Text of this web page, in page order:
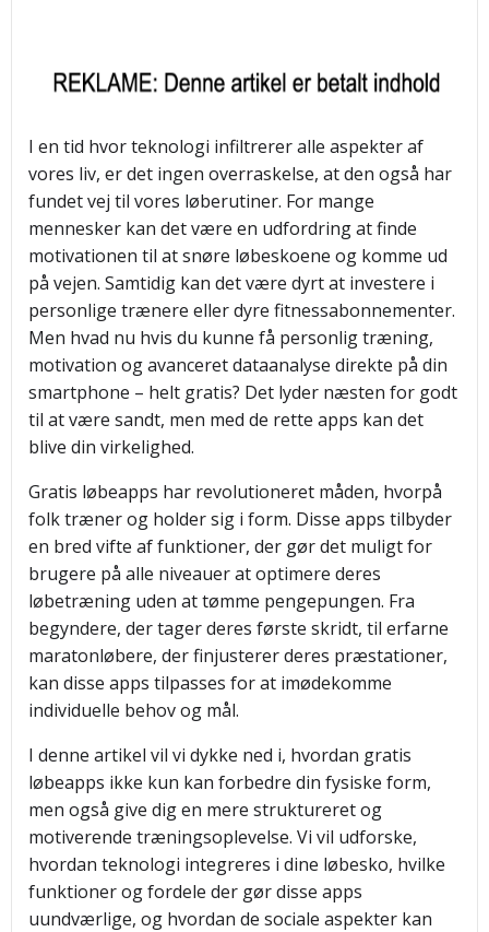
I en tid hvor teknologi infiltrerer alle aspekter af
vores liv, er det ingen overraskelse, at den også har
fundet vej til vores løberutiner. For mange
mennesker kan det være en udfordring at finde
motivationen til at snøre løbeskoene og komme ud
på vejen. Samtidig kan det være dyrt at investere i
personlige trænere eller dyre fitnessabonnementer.
Men hvad nu hvis du kunne få personlig træning,
motivation og avanceret dataanalyse direkte på din
smartphone – helt gratis? Det lyder næsten for godt
til at være sandt, men med de rette apps kan det
blive din virkelighed.
Gratis løbeapps har revolutioneret måden, hvorpå
folk træner og holder sig i form. Disse apps tilbyder
en bred vifte af funktioner, der gør det muligt for
brugere på alle niveauer at optimere deres
løbetræning uden at tømme pengepungen. Fra
begyndere, der tager deres første skridt, til erfarne
maratonløbere, der finjusterer deres præstationer,
kan disse apps tilpasses for at imødekomme
individuelle behov og mål.
I denne artikel vil vi dykke ned i, hvordan gratis
løbeapps ikke kun kan forbedre din fysiske form,
men også give dig en mere struktureret og
motiverende træningsoplevelse. Vi vil udforske,
hvordan teknologi integreres i dine løbesko, hvilke
funktioner og fordele der gør disse apps
uundværlige, og hvordan de sociale aspekter kan